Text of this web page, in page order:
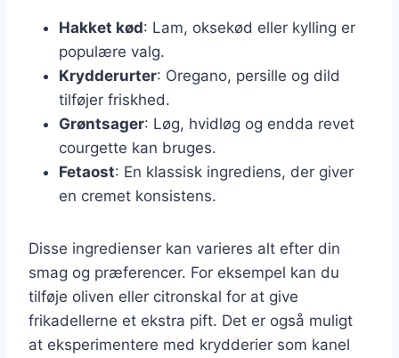
Hakket kød: Lam, oksekød eller kylling er
populære valg.
Krydderurter: Oregano, persille og dild
tilføjer friskhed.
Grøntsager: Løg, hvidløg og endda revet
courgette kan bruges.
Fetaost: En klassisk ingrediens, der giver
en cremet konsistens.
Disse ingredienser kan varieres alt efter din
smag og præferencer. For eksempel kan du
tilføje oliven eller citronskal for at give
frikadellerne et ekstra pift. Det er også muligt
at eksperimentere med krydderier som kanel